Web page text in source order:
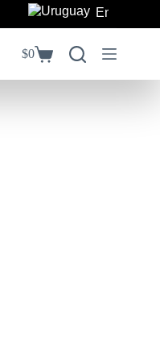
Envíos a
Carro
$0